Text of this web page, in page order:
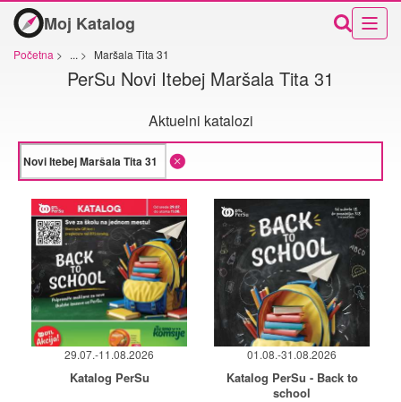
Moj Katalog
Početna > ... > Maršala Tita 31
PerSu Novi Itebej Maršala Tita 31
Aktuelni katalozi
29.07.-11.08.2026
Katalog PerSu
01.08.-31.08.2026
Katalog PerSu - Back to
school